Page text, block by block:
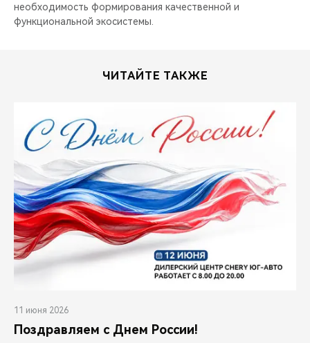
необходимость формирования качественной и
функциональной экосистемы.
ЧИТАЙТЕ ТАКЖЕ
11 июня 2026
Поздравляем с Днем России!